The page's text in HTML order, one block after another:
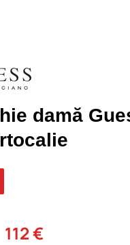
damă
112 €